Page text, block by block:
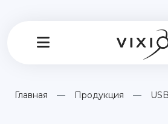
Главная Продукция